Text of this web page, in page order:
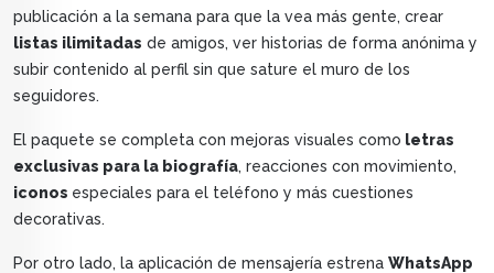
publicación a la semana para que la vea más gente, crear
listas ilimitadas de amigos, ver historias de forma anónima y
subir contenido al perfil sin que sature el muro de los
seguidores.
El paquete se completa con mejoras visuales como letras
exclusivas para la biografía, reacciones con movimiento,
iconos especiales para el teléfono y más cuestiones
decorativas.
Por otro lado, la aplicación de mensajería estrena WhatsApp